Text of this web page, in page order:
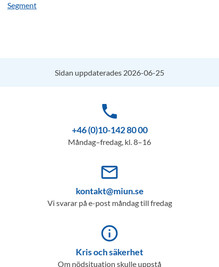
Segment
Sidan uppdaterades 2026-06-25
phone
+46 (0)10-142 80 00
Måndag–fredag, kl. 8–16
mail_outline
kontakt@miun.se
Vi svarar på e-post måndag till fredag
info_outline
Kris och säkerhet
Om nödsituation skulle uppstå